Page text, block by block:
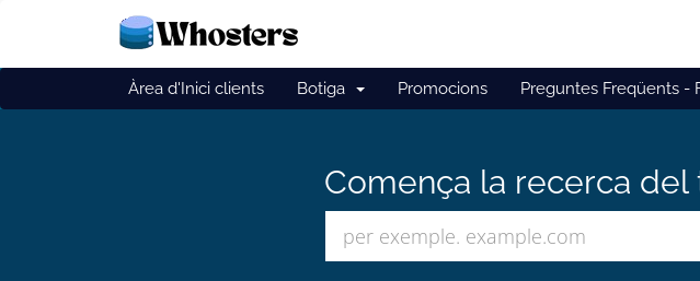
Àrea d'Inici clients Botiga Promocions Preguntes Freqüents -
Comença la recerca